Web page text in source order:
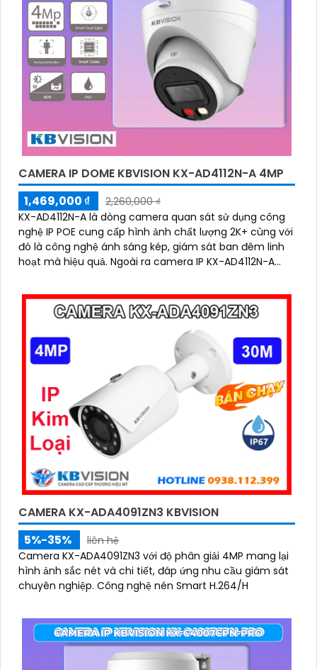
CAMERA IP DOME KBVISION KX-AD4112N-A 4MP
1,469,000 ₫
2,260,000 ₫
KX-AD4112N-A là dòng camera quan sát sử dụng công
nghệ IP POE cung cấp hình ảnh chất lượng 2K+ cùng với
đó là công nghệ ánh sáng kép, giám sát ban đêm linh
hoạt mà hiệu quả. Ngoài ra camera IP KX-AD4112N-A
bị tính năng phát hiện người chính xác
CAMERA KX-ADA4091ZN3 KBVISION
5%-35%
liên hệ
Camera KX-ADA4091ZN3 với độ phân giải 4MP mang lại
hình ảnh sắc nét và chi tiết, đáp ứng nhu cầu giám sát
chuyên nghiệp. Công nghệ nén Smart H.264/H